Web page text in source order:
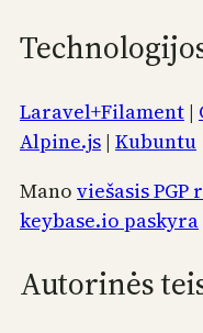
Laravel+Filament |
Alpine.js | Kubuntu
Mano viešasis PGP
keybase.io paskyra
Autorinės